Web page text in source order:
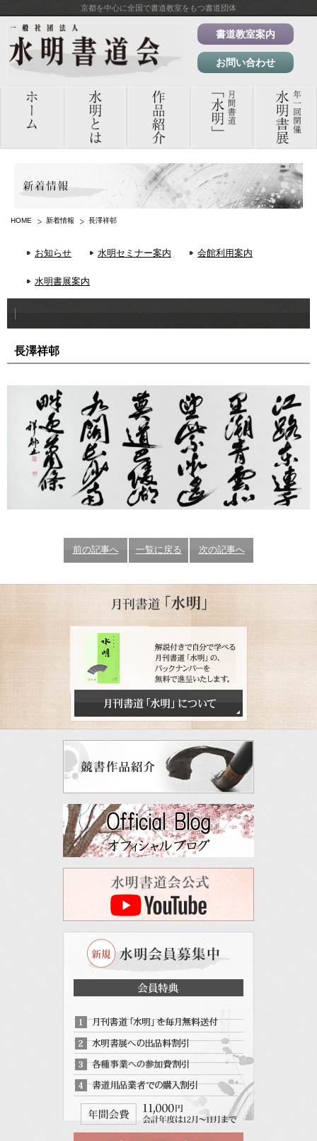
京都を中心に全国で書道教室をもつ書道団体
書道教室案内
お問い合わせ
HOME 新着情報 長澤祥邨
お知らせ 水明セミナー案内 会館利用案内
水明書展案内
長澤祥邨
前の記事へ 一覧に戻る 次の記事へ